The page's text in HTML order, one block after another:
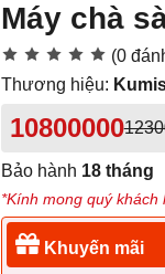
Máy chà
(0
Thương hiệu:
10800000
Bảo hành 18 tháng
*Kính mong quý
Khuyến mãi